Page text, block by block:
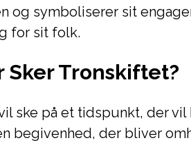
og symboliserer sit
for sit folk.
Sker Tronskiftet?
ske på et tidspunkt, der
begivenhed, der bliver